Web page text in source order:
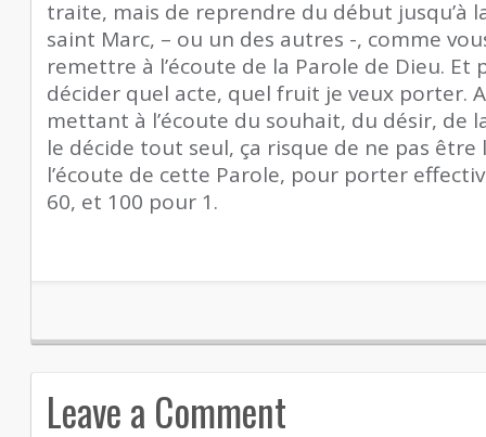
traite, mais de reprendre du début jusqu’à
saint Marc, – ou un des autres -, comme
remettre à l’écoute de la Parole de Dieu. Et
décider quel acte, quel fruit je veux porter.
mettant à l’écoute du souhait, du désir, de
le décide tout seul, ça risque de ne pas être
l’écoute de cette Parole, pour porter
60, et 100 pour 1.
Leave a Comment